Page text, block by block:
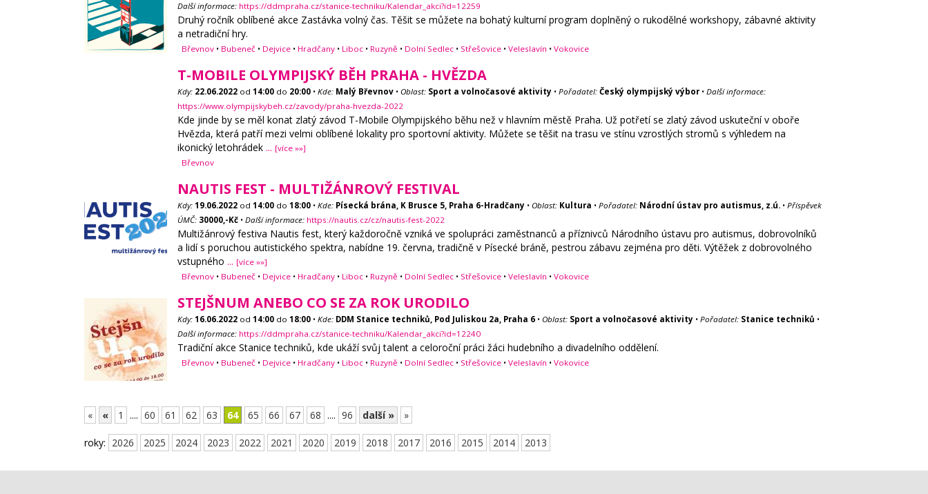
Další informace: https://ddmpraha.cz/stanice-techniku/Kalendar_akci?id=12259
Druhý ročník oblíbené akce Zastávka volný čas. Těšit se můžete na bohatý kulturní program doplněný o rukodělné workshopy, zábavné aktivity
a netradiční hry.
Břevnov • Bubeneč • Dejvice • Hradčany • Liboc • Ruzyně • Dolní Sedlec • Střešovice • Veleslavín • Vokovice
T-MOBILE OLYMPIJSKÝ BĚH PRAHA - HVĚZDA
Kdy: 22.06.2022 od 14:00 do 20:00 • Kde: Malý Břevnov • Oblast: Sport a volnočasové aktivity • Pořadatel: Český olympijský výbor• Další informace:
https://www.olympijskybeh.cz/zavody/praha-hvezda-2022
Kde jinde by se měl konat zlatý závod T-Mobile Olympijského běhu než v hlavním městě Praha. Už potřetí se zlatý závod uskuteční v oboře
Hvězda, která patří mezi velmi oblíbené lokality pro sportovní aktivity. Můžete se těšit na trasu ve stínu vzrostlých stromů s výhledem na
ikonický letohrádek ... [více »»]
Břevnov
NAUTIS FEST - MULTIŽÁNROVÝ FESTIVAL
Kdy: 19.06.2022 od 14:00 do 18:00 • Kde: Písecká brána, K Brusce 5, Praha 6-Hradčany • Oblast: Kultura • Pořadatel: Národní ústav pro autismus, z.ú. • Příspěvek
ÚMČ: 30000,-Kč • Další informace: https://nautis.cz/cz/nautis-fest-2022
Multižánrový festiva Nautis fest, který každoročně vzniká ve spolupráci zaměstnanců a příznivců Národního ústavu pro autismus, dobrovolníků
a lidí s poruchou autistického spektra, nabídne 19. června, tradičně v Písecké bráně, pestrou zábavu zejména pro děti. Výtěžek z dobrovolného
vstupného ... [více »»]
Břevnov • Bubeneč • Dejvice • Hradčany • Liboc • Ruzyně • Dolní Sedlec • Střešovice • Veleslavín • Vokovice
STEJŠNUM ANEBO CO SE ZA ROK URODILO
Kdy: 16.06.2022 od 14:00 do 18:00 • Kde: DDM Stanice techniků, Pod Juliskou 2a, Praha 6 • Oblast: Sport a volnočasové aktivity • Pořadatel: Stanice techniků •
Další informace: https://ddmpraha.cz/stanice-techniku/Kalendar_akci?id=12240
Tradiční akce Stanice techniků, kde ukáží svůj talent a celoroční práci žáci hudebního a divadelního oddělení.
Břevnov • Bubeneč • Dejvice • Hradčany • Liboc • Ruzyně • Dolní Sedlec • Střešovice • Veleslavín • Vokovice
« « 1 .... 60 61 62 63 64 65 66 67 68 .... 96 další » »
roky: 2026 2025 2024 2023 2022 2021 2020 2019 2018 2017 2016 2015 2014 2013